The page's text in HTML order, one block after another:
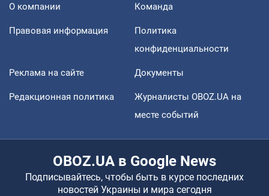
О компании Команда
Правовая информация
Политика
конфиденциальности
Реклама на сайте Документы
Редакционная политика
Журналисты OBOZ.UA на
месте событий
OBOZ.UA в Google News
Подписывайтесь, чтобы быть в курсе последних
новостей Украины и мира сегодня